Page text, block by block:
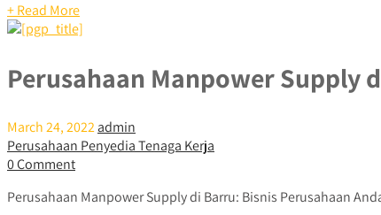
+ Read More
Perusahaan Manpower Supply
March 24, 2022admin
Perusahaan Penyedia Tenaga Kerja
0 Comment
Perusahaan Manpower Supply di Barru: Bisnis Perusahaan